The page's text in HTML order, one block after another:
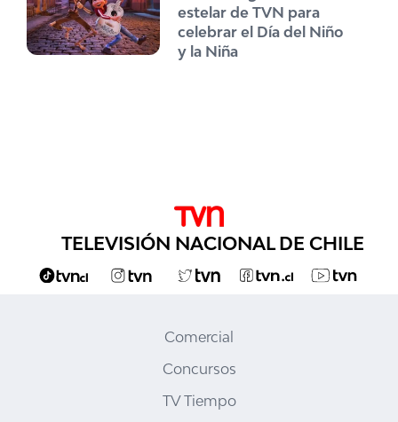
estelar de TVN para
celebrar el Día del Niño
y la Niña
TELEVISIÓN NACIONAL DE CHILE
Comercial
Concursos
TV Tiempo